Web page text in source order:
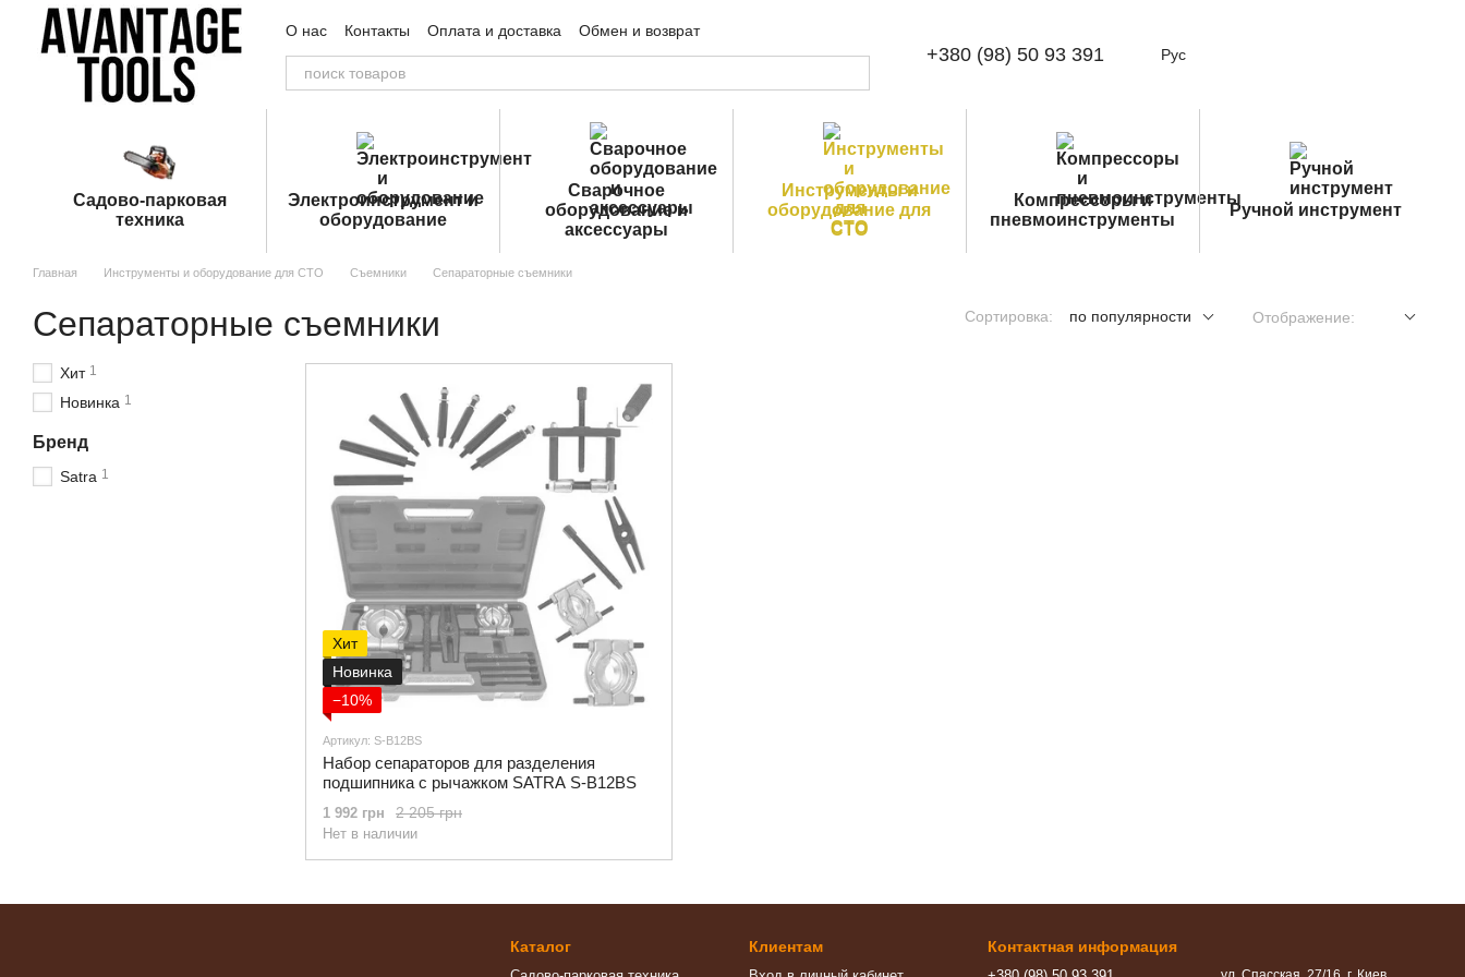
Перейти к основному контенту
О нас Контакты Оплата и доставка
Обмен и возврат
Пользовательское соглашение
Публичная оферта +380 (98) 50 93 391 Рус
Садово-парковая
техника
Электроинструмент и
оборудование
Сварочное
оборудование и
аксессуары
Инструменты и
оборудование для
СТО
Компрессоры и
пневмоинструменты
Ручной инструмент
Главная Инструменты и оборудование для СТО Съемники Сепараторные съемники
Сепараторные съемники Сортировка: по популярности Отображение:
Хит
Новинка
−10%
Артикул: S-B12BS
Набор сепараторов для разделения
подшипника с рычажком SATRA S-B12BS
2 205 грн
1 992 грн
Нет в наличии
Хит 1
Новинка 1
Бренд
Satra 1
Каталог Клиентам Контактная информация